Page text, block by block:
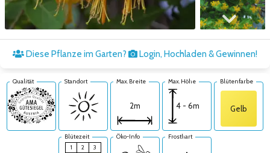
Zum nächsten Bild
Diese Pflanze im Garten? Login, Hochladen & Gewinnen!
Qualität Standort Max. Breite
2m
Max. Höhe
4 - 6m
Blütenfarbe
Gelb
Blütezeit
1
2
3
Öko-Info Frosthart